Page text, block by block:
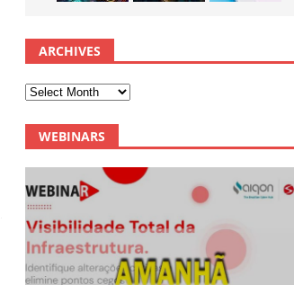
ARCHIVES
WEBINARS